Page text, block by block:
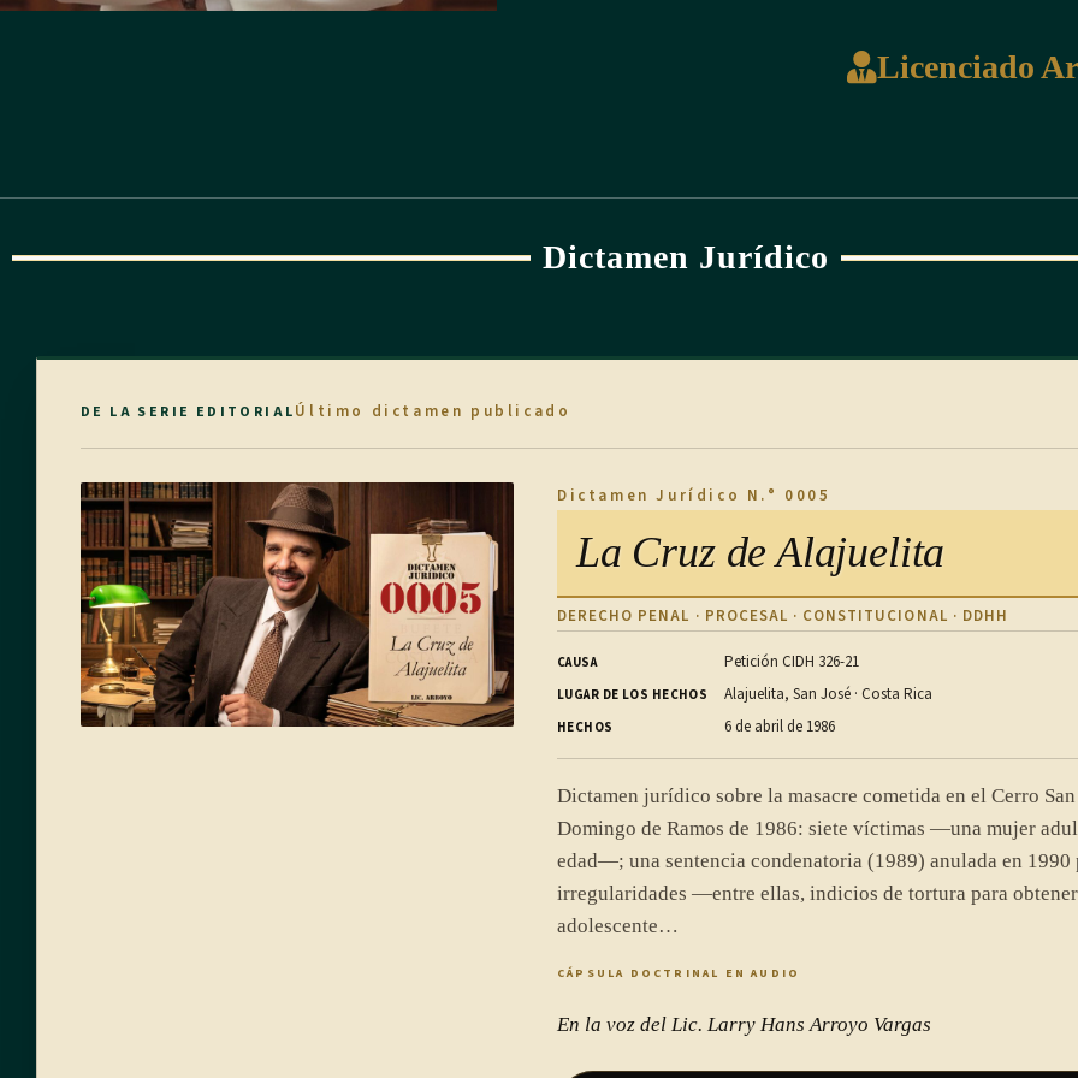
Licenciado
Dictamen Jurídico
DE LA SERIE EDITORIALÚltimo dictamen publicado
Dictamen Jurídico N.° 0005
La Cruz de Alajuelita
DERECHO PENAL · PROCESAL · CONSTITUCIONAL · DDHH
CAUSA Petición CIDH 326-21
LUGAR DE LOS HECHOS Alajuelita, San José · Costa Rica
HECHOS 6 de abril de 1986
Dictamen jurídico sobre la masacre cometida en el Cerro
Domingo de Ramos de 1986: siete víctimas —una mujer
edad—; una sentencia condenatoria (1989) anulada en 1990
irregularidades —entre ellas, indicios de tortura para
adolescente…
CÁPSULA DOCTRINAL EN AUDIO
En la voz del Lic. Larry Hans Arroyo Vargas